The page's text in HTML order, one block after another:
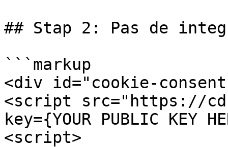
## Stap 2: Pas de
```markup
<div id="cookie-
<script src="https://
key={YOUR PUBLIC KEY
<script>